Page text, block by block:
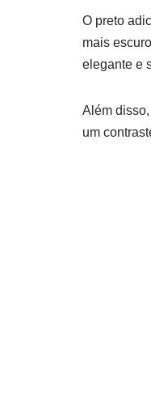
O preto
mais
elegante e
Além
um